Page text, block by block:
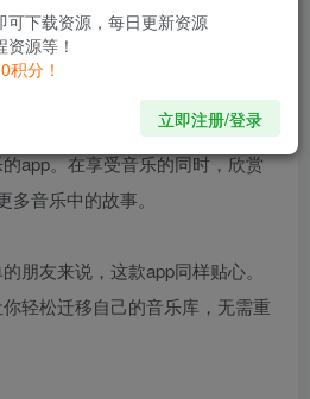
损三种音质下载；当然这里肯定
近来越来越多，这是一个你不仅
app。在享受音乐的同时，欣赏
音乐中的故事。
朋友来说，这款app同样贴心。
轻松迁移自己的音乐库，无需重
下载资源，每日更新资源
源等！
积分！
立即注册/登录